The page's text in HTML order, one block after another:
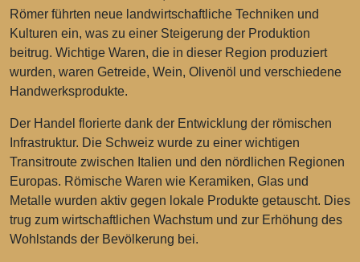
Römer führten neue landwirtschaftliche Techniken und
Kulturen ein, was zu einer Steigerung der Produktion
beitrug. Wichtige Waren, die in dieser Region produziert
wurden, waren Getreide, Wein, Olivenöl und verschiedene
Handwerksprodukte.
Der Handel florierte dank der Entwicklung der römischen
Infrastruktur. Die Schweiz wurde zu einer wichtigen
Transitroute zwischen Italien und den nördlichen Regionen
Europas. Römische Waren wie Keramiken, Glas und
Metalle wurden aktiv gegen lokale Produkte getauscht. Dies
trug zum wirtschaftlichen Wachstum und zur Erhöhung des
Wohlstands der Bevölkerung bei.